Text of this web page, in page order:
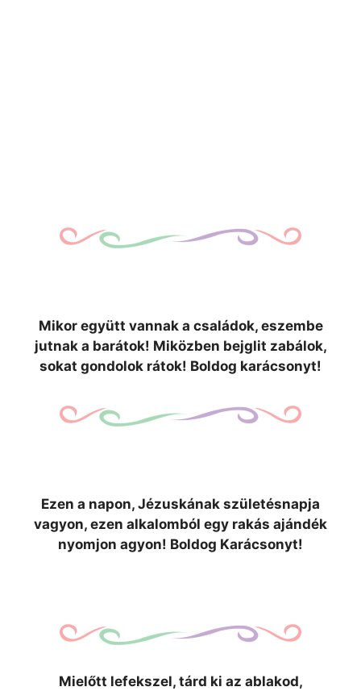
Mikor együtt vannak a családok, eszembe
jutnak a barátok! Miközben bejglit zabálok,
sokat gondolok rátok! Boldog karácsonyt!
Ezen a napon, Jézuskának születésnapja
vagyon, ezen alkalomból egy rakás ajándék
nyomjon agyon! Boldog Karácsonyt!
Mielőtt lefekszel, tárd ki az ablakod,